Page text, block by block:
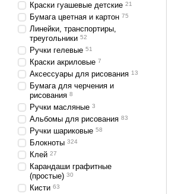
Краски гуашевые детские 21
Бумага цветная и картон 75
Линейки, транспортиры,
треугольники 52
Ручки гелевые 51
Краски акриловые 7
Аксессуары для рисования 13
Бумага для черчения и
рисования 8
Ручки масляные 3
Альбомы для рисования 83
Ручки шариковые 58
Блокноты 324
Клей 27
Карандаши графитные
(простые) 30
Кисти 63